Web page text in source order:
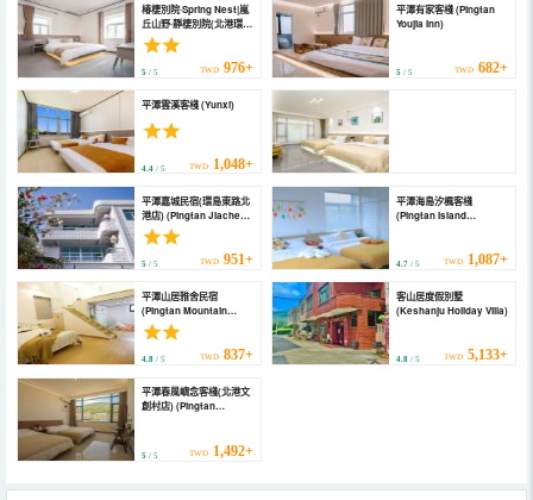
椿棲別院·Spring Nest|嵐
丘山野·靜棲別院(北港環島
路店) (Chunxi Chinese
Inn · Spring Nest |
Lanqiu Mountain Wild ·
Road))
5 / 5 TWD 976+
平潭有家客棧 (Pingtan
Youjia Inn)
5/ 5 TWD 682+
平潭雲溪客棧 (Yunxi)
4.4 / 5 TWD 1,048+
平潭峰旭客棧(北港店) (PINGTANFENGXUKEZHAN)
4.9/ 5
平潭嘉城民宿(環島東路北
港店) (Pingtan Jiacheng
Homestay (Huandao
East Road Beigang))
5 / 5 TWD 951+
平潭海島汐楓客棧
(Pingtan Island
4.7/ 5 TWD 1,087+
平潭山居雅舍民宿
(Pingtan Mountain
Residence Yashe
Homestay)
4.8 / 5 TWD 837+
客山居度假別墅
(Keshanju Holiday Villa)
4.8/ 5 TWD 5,133+
平潭春風嶼念客棧(北港文
創村店) (Pingtan
Cultural Village))
5 / 5 TWD 1,492+